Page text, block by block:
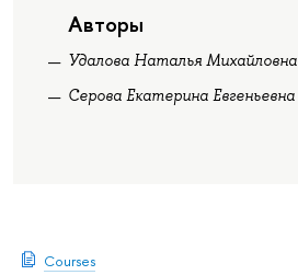
Courses
Авторы
Удалова Наталья Михайловна
Серова Екатерина Евгеньевна